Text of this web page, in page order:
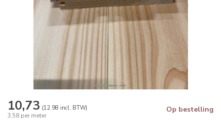
10,73 (12.98 incl. BTW)
3,58 per meter
Op bestelling